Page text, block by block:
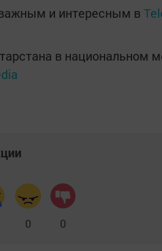
и интересным в
в национальном
0 0